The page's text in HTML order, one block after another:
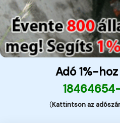
Adó 1%-
(Kattintson az